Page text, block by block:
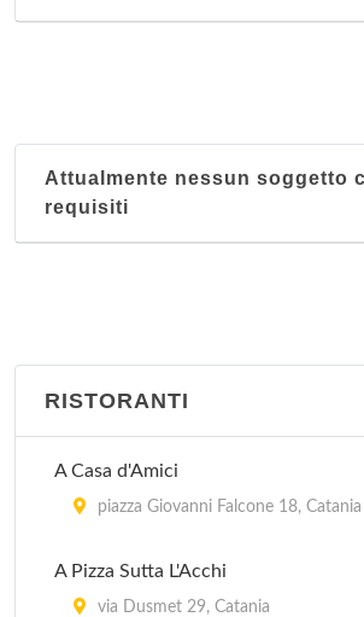
Attualmente nessun soggetto
requisiti
RISTORANTI
A Casa d'Amici
piazza Giovanni Falcone 18, Catania
A Pizza Sutta L'Acchi
via Dusmet 29, Catania